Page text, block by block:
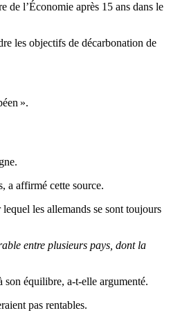
de l’Économie après 15 ans dans le
les objectifs de décarbonation de
».
a affirmé cette source.
les allemands se sont toujours
entre plusieurs pays, dont la
son équilibre, a-t-elle argumenté.
pas rentables.